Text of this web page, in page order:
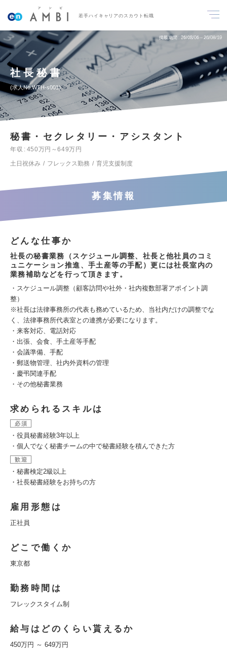
若手ハイキャリアのスカウト転職
掲載期間 26/08/06～26/08/19
社長秘書
求人No.WTH-s001
秘書・セクレタリー・アシスタント
年収
450万円～649万円
土日祝休み
フレックス勤務 育児支援制度
募集情報
どんな仕事か
社長の秘書業務（スケジュール調整、社長と他社員のコミ
ュニケーション推進、手土産等の手配）更には社長室内の
業務補助などを行って頂きます。
・スケジュール調整（顧客訪問や社外・社内複数部署アポイント調
整）
※社長は法律事務所の代表も務めているため、当社内だけの調整でな
く、法律事務所代表室との連携が必要になります。
・来客対応、電話対応
・出張、会食、手土産等手配
・会議準備、手配
・郵送物管理、社内外資料の管理
・慶弔関連手配
・その他秘書業務
求められるスキルは
必須
・役員秘書経験3年以上
・個人でなく秘書チームの中で秘書経験を積んできた方
歓迎
・秘書検定2級以上
・社長秘書経験をお持ちの方
雇用形態は
正社員
どこで働くか
東京都
勤務時間は
フレックスタイム制
給与はどのくらい貰えるか
450万円 ～ 649万円